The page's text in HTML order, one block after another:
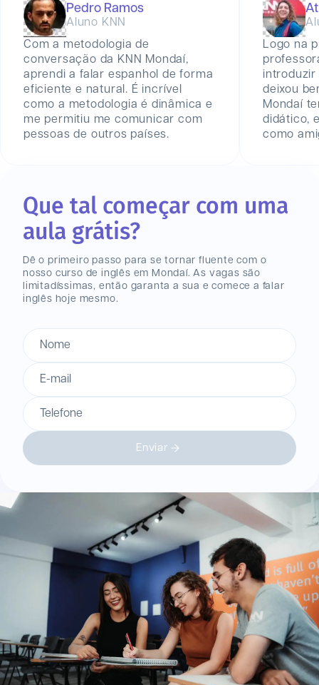
Pedro Ramos
Aluno KNN
Com a metodologia de
conversação da KNN Mondaí,
aprendi a falar espanhol de forma
eficiente e natural. É incrível
como a metodologia é dinâmica e
me permitiu me comunicar com
pessoas de outros países.
Logo na
introduzir
deixou
Mondaí
didático,
como
Que tal começar com uma
aula grátis?
Dê o primeiro passo para se tornar fluente com o
nosso curso de inglês em Mondaí. As vagas são
limitadíssimas, então garanta a sua e comece a falar
inglês hoje mesmo.
Nome
E-mail
Telefone
Enviar